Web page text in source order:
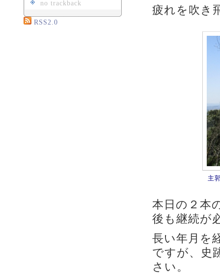
疲れを吹き
主
本日の２本
後も継続が
長い年月を
ですが、史
さい。
no trackback
RSS2.0